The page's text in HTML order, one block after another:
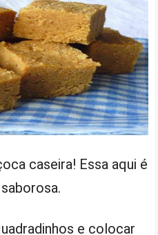
caseira! Essa aqui é
e colocar